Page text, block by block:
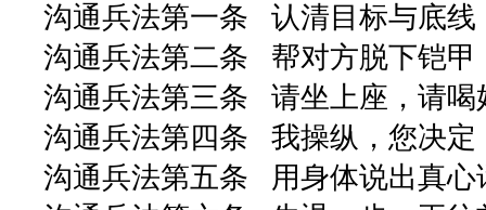
沟通兵法第一条 认清目标与底线
沟通兵法第二条 帮对方脱下铠甲
沟通兵法第三条 请坐上座，请喝
沟通兵法第四条 我操纵，您决定
沟通兵法第五条 用身体说出真心